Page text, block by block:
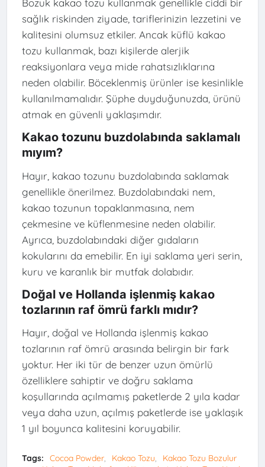
Bozuk kakao tozu kullanmak genellikle ciddi bir
sağlık riskinden ziyade, tariflerinizin lezzetini ve
kalitesini olumsuz etkiler. Ancak küflü kakao
tozu kullanmak, bazı kişilerde alerjik
reaksiyonlara veya mide rahatsızlıklarına
neden olabilir. Böceklenmiş ürünler ise kesinlikle
kullanılmamalıdır. Şüphe duyduğunuzda, ürünü
atmak en güvenli yaklaşımdır.
Kakao tozunu buzdolabında saklamalı
mıyım?
Hayır, kakao tozunu buzdolabında saklamak
genellikle önerilmez. Buzdolabındaki nem,
kakao tozunun topaklanmasına, nem
çekmesine ve küflenmesine neden olabilir.
Ayrıca, buzdolabındaki diğer gıdaların
kokularını da emebilir. En iyi saklama yeri serin,
kuru ve karanlık bir mutfak dolabıdır.
Doğal ve Hollanda işlenmiş kakao
tozlarının raf ömrü farklı mıdır?
Hayır, doğal ve Hollanda işlenmiş kakao
tozlarının raf ömrü arasında belirgin bir fark
yoktur. Her iki tür de benzer uzun ömürlü
özelliklere sahiptir ve doğru saklama
koşullarında açılmamış paketlerde 2 yıla kadar
veya daha uzun, açılmış paketlerde ise yaklaşık
1 yıl boyunca kalitesini koruyabilir.
Tags: Cocoa Powder Kakao Tozu
Kakao Tozu Bozulur